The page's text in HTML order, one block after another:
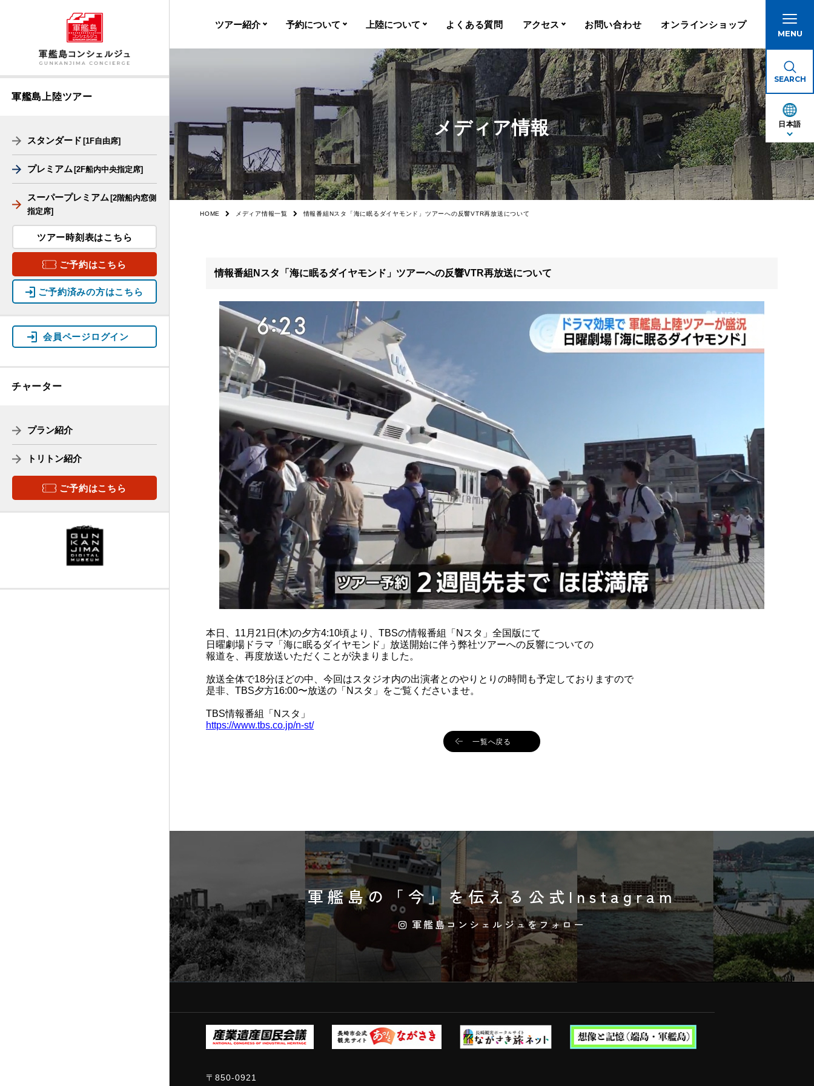
ツアー紹介
軍艦島デジタルミュ
ージアム
船舶
フロアマップ
周遊の様子
教育旅行
ガイド紹介
リーフレット
予約について
予約特典・サービス
注意事項
誓約書
カスタマーハラスメ
ントについて
空席照会
障害者割引
団体(15名以上)のお
客様
予約済みのお客様
上陸について
上陸基準
上陸不可時
欠航時
上陸率
よくある質問 アクセス
常盤港
お問い合わせ オンラインショップ
日本語
MENU
SEARCH
メディア情報
HOME メディア情報一覧 情報番組Nスタ「海に眠るダイヤモンド」ツアーへの反響VTR再放送について
情報番組Nスタ「海に眠るダイヤモンド」ツアーへの反響VTR再放送について
本日、11月21日(木)の夕方4:10頃より、TBSの情報番組「Nスタ」全国版にて
日曜劇場ドラマ「海に眠るダイヤモンド」放送開始に伴う弊社ツアーへの反響についての
報道を、再度放送いただくことが決まりました。
放送全体で18分ほどの中、今回はスタジオ内の出演者とのやりとりの時間も予定しておりますので
是非、TBS夕方16:00〜放送の「Nスタ」をご覧くださいませ。
TBS情報番組「Nスタ」
https://www.tbs.co.jp/n-st/
一覧へ戻る
軍艦島上陸ツアー
スタンダード [1F自由席]
プレミアム [2F船内中央指定席]
スーパープレミアム [2階船内窓側
指定席]
ツアー時刻表はこちら
ご予約はこちら
ご予約済みの方はこちら
会員ページログイン
チャーター
プラン紹介
トリトン紹介
ご予約はこちら
ツアー時刻表
受付場所 軍艦島デジタルミュージアム
乗船場所 常盤桟橋
午後便
受付開始 (軍艦島デジタルミュージアム)
～10:00
常盤桟橋へ移動 13:00～13:20
乗船開始 13:20～
常盤港出港 13:40頃
11:35～12:20 14:40～15:25
13:05頃
※上陸不可時12:15頃
16:10頃
※上陸不可時15:20頃
※発着時刻は目安です。当日の運航状況によって変更となる場合があります。予めご了承ください。
軍艦島の「今」を伝える 公式Instagram
軍艦島コンシェルジュをフォロー
〒850-0921